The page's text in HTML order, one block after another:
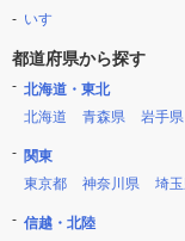
いすゞ
都道府県から探す
北海道・東北
北海道
青森県 岩手県
関東
東京都
神奈川県 埼
信越・北陸